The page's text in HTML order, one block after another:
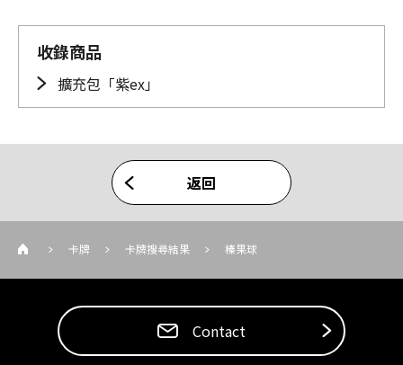
收錄商品
擴充包「紫ex」
返回
卡牌 卡牌搜尋結果 榛果球
Contact